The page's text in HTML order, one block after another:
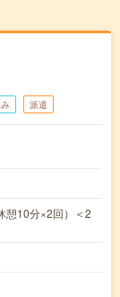
派遣
憩10分×2回）＜2